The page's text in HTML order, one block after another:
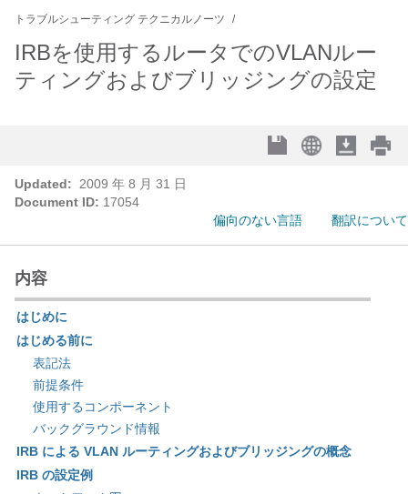
トラブルシューティング テクニカルノーツ
IRBを使用するルータでのVLANルー
ティングおよびブリッジングの設定
Updated:
2009 年 8 月 31 日
Document ID: 17054
偏向のない言語
翻訳について
内容
はじめに
はじめる前に
表記法
前提条件
使用するコンポーネント
バックグラウンド情報
IRB による VLAN ルーティングおよびブリッジングの概念
IRB の設定例